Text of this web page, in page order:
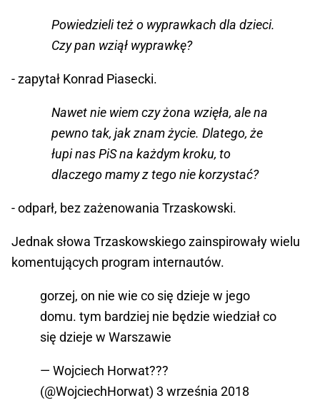
Powiedzieli też o wyprawkach dla dzieci.
Czy pan wziął wyprawkę?
- zapytał Konrad Piasecki.
Nawet nie wiem czy żona wzięła, ale na
pewno tak, jak znam życie. Dlatego, że
łupi nas PiS na każdym kroku, to
dlaczego mamy z tego nie korzystać?
- odparł, bez zażenowania Trzaskowski.
Jednak słowa Trzaskowskiego zainspirowały wielu
komentujących program internautów.
gorzej, on nie wie co się dzieje w jego
domu. tym bardziej nie będzie wiedział co
się dzieje w Warszawie
— Wojciech Horwat???
(@WojciechHorwat) 3 września 2018